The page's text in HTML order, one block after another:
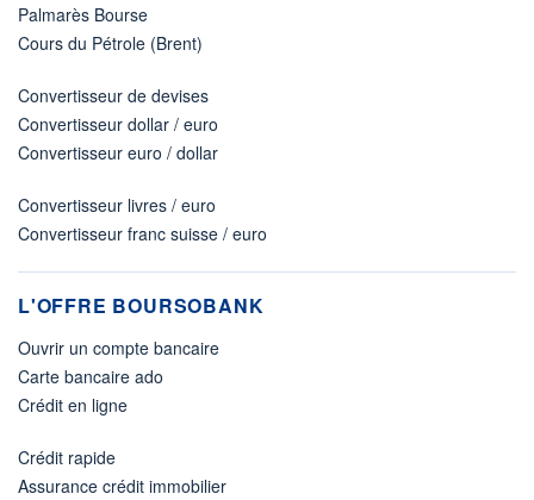
Palmarès Bourse
Cours du Pétrole (Brent)
Convertisseur de devises
Convertisseur dollar / euro
Convertisseur euro / dollar
Convertisseur livres / euro
Convertisseur franc suisse / euro
L'OFFRE BOURSOBANK
Ouvrir un compte bancaire
Carte bancaire ado
Crédit en ligne
Crédit rapide
Assurance crédit immobilier